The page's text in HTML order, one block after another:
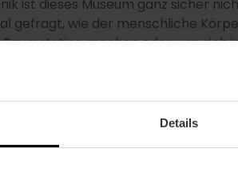
Details
ist dieses Museum ganz sicher
gefragt, wie der menschliche
machen oder was sich
Antworten auf diese und viele
dass Sie sie haben. Und wenn
noch mehr experimentieren
für wissenschaftliche
mit Sicherheit befriedigen wird.